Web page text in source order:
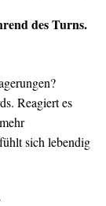
des Turns.
Reagiert es
sich lebendig